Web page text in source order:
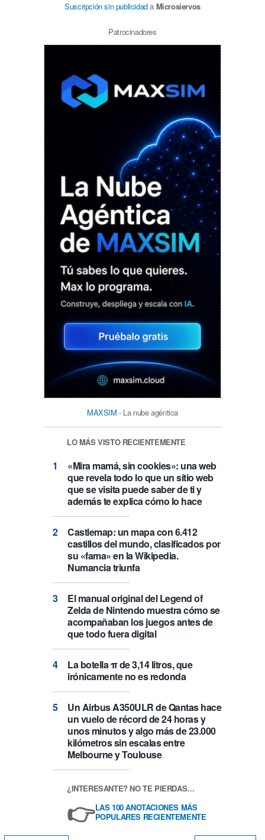
Suscripción sin publicidada Microsiervos
Patrocinadores
MAXSIM - La nube agéntica
LO MÁS VISTO RECIENTEMENTE
«Mira mamá, sin cookies»: una web
que revela todo lo que un sitio web
que se visita puede saber de ti y
además te explica cómo lo hace
Castlemap: un mapa con 6.412
castillos del mundo, clasificados por
su «fama» en la Wikipedia.
Numancia triunfa
El manual original del Legend of
Zelda de Nintendo muestra cómo se
acompañaban los juegos antes de
que todo fuera digital
La botella π de 3,14 litros, que
irónicamente no es redonda
Un Airbus A350ULR de Qantas hace
un vuelo de récord de 24 horas y
unos minutos y algo más de 23.000
kilómetros sin escalas entre
Melbourne y Toulouse
¿INTERESANTE? NO TE PIERDAS…
👉LAS 100 ANOTACIONES MÁS
POPULARES RECIENTEMENTE